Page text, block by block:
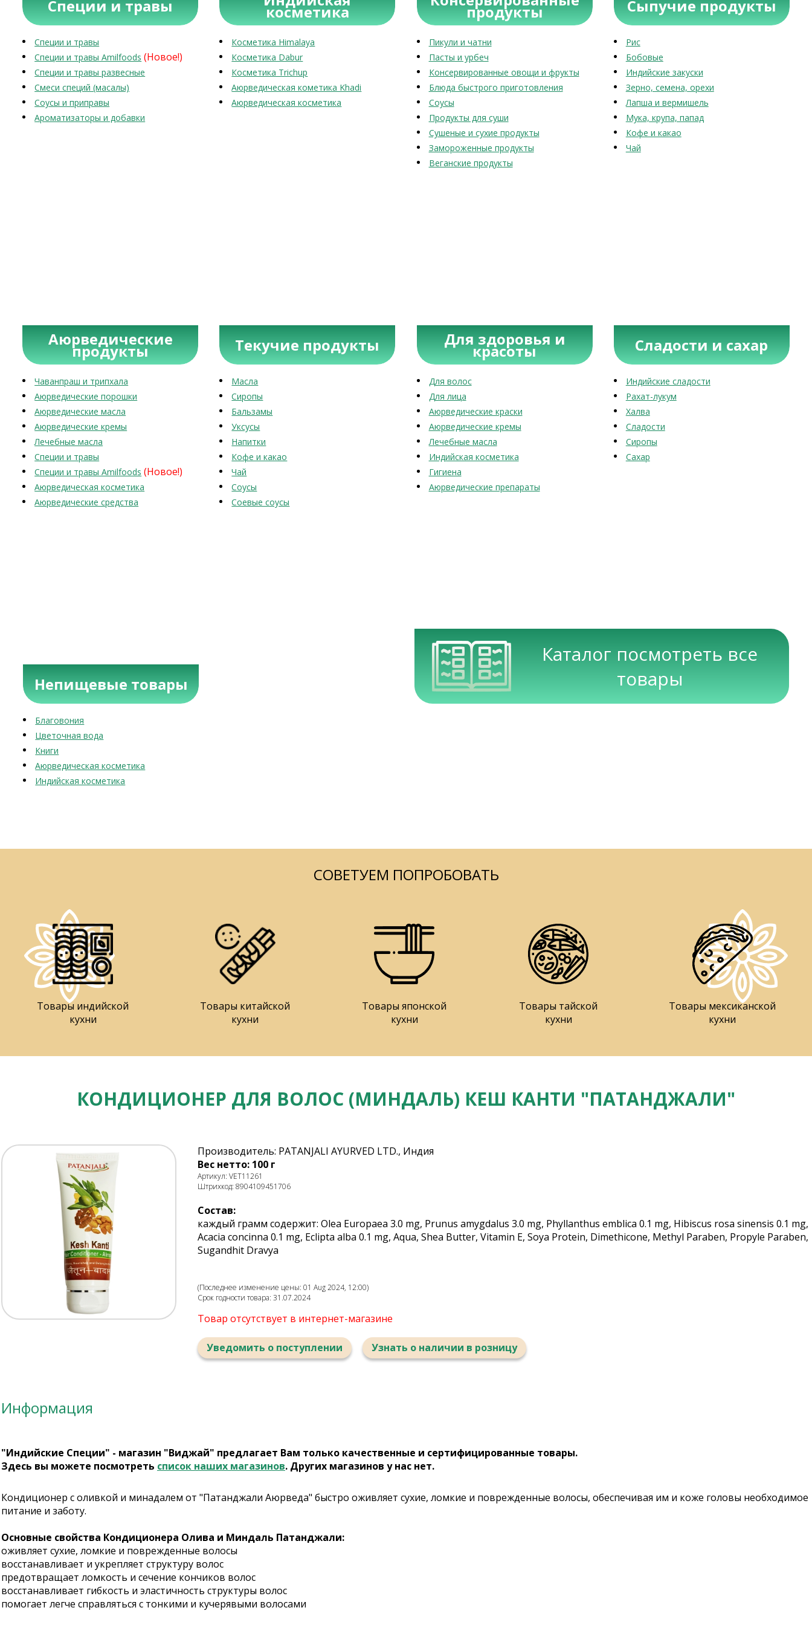
Специи и травы
Специи и травы
Специи и травы Amilfoods (Новое!)
Специи и травы развесные
Смеси специй (масалы)
Соусы и приправы
Ароматизаторы и добавки
косметика
Косметика Himalaya
Косметика Dabur
Косметика Trichup
Аюрведическая кометика Khadi
Аюрведическая косметика
продукты
Пикули и чатни
Пасты и урбеч
Консервированные овощи и фрукты
Блюда быстрого приготовления
Соусы
Продукты для суши
Сушеные и сухие продукты
Замороженные продукты
Веганские продукты
Сыпучие продукты
Рис
Бобовые
Индийские закуски
Зерно, семена, орехи
Лапша и вермишель
Мука, крупа, папад
Кофе и какао
Чай
Аюрведические
продукты
Чаванпраш и трипхала
Аюрведические порошки
Аюрведические масла
Аюрведические кремы
Лечебные масла
Специи и травы
Специи и травы Amilfoods (Новое!)
Аюрведическая косметика
Аюрведические средства
Текучие продукты
Масла
Сиропы
Бальзамы
Уксусы
Напитки
Кофе и какао
Чай
Соусы
Соевые соусы
Для здоровья и
красоты
Для волос
Для лица
Аюрведические краски
Аюрведические кремы
Лечебные масла
Индийская косметика
Гигиена
Аюрведические препараты
Сладости и сахар
Индийские сладости
Рахат-лукум
Халва
Сладости
Сиропы
Сахар
Непищевые товары
Благовония
Цветочная вода
Книги
Аюрведическая косметика
Индийская косметика
Каталог посмотреть все
товары
СОВЕТУЕМ ПОПРОБОВАТЬ
Товары индийской
кухни
Товары китайской
кухни
Товары японской
кухни
Товары тайской
кухни
Товары мексиканской
кухни
КОНДИЦИОНЕР ДЛЯ ВОЛОС (МИНДАЛЬ) КЕШ КАНТИ "ПАТАНДЖАЛИ"
Производитель: PATANJALI AYURVED LTD., Индия
Вес нетто: 100 г
Артикул: VET11261
Штрихкод: 8904109451706
Состав:
каждый грамм содержит: Olea Europaea 3.0 mg, Prunus amygdalus 3.0 mg, Phyllanthus emblica 0.1 mg, Hibiscus rosa sinensis 0.1 mg,
Acacia concinna 0.1 mg, Eclipta alba 0.1 mg, Aqua, Shea Butter, Vitamin E, Soya Protein, Dimethicone, Methyl Paraben, Propyle Paraben,
Sugandhit Dravya
(Последнее изменение цены: 01 Aug 2024, 12:00)
Срок годности товара: 31.07.2024
Товар отсутствует в интернет-магазине
Уведомить о поступлении Узнать о наличии в розницу
Информация
"Индийские Специи" - магазин "Виджай" предлагает Вам только качественные и сертифицированные товары.
Здесь вы можете посмотреть список наших магазинов. Других магазинов у нас нет.
Кондиционер с оливкой и минадалем от "Патанджали Аюрведа" быстро оживляет сухие, ломкие и поврежденные волосы, обеспечивая им и коже головы необходимое
питание и заботу.
Основные свойства Кондиционера Олива и Миндаль Патанджали:
оживляет сухие, ломкие и поврежденные волосы
восстанавливает и укрепляет структуру волос
предотвращает ломкость и сечение кончиков волос
восстанавливает гибкость и эластичность структуры волос
помогает легче справляться с тонкими и кучерявыми волосами